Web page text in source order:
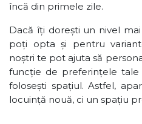
încă din primele zile.
Dacă îți dorești un nivel
poți opta și pentru
noștri te pot ajuta să
funcție de preferințele
folosești spațiul. Astfel,
locuință nouă, ci un spațiu